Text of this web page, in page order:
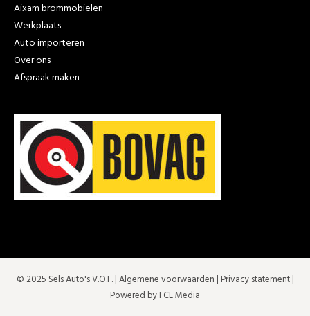
Aixam brommobielen
Werkplaats
Auto importeren
Over ons
Afspraak maken
© 2025 Sels Auto's V.O.F. |Algemene voorwaarden | Privacy statement|
Powered by FCL Media